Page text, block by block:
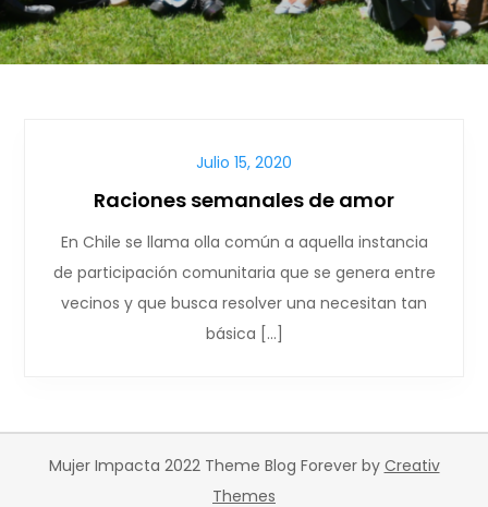
Julio 15, 2020
Raciones semanales de amor
En Chile se llama olla común a aquella instancia
de participación comunitaria que se genera entre
vecinos y que busca resolver una necesitan tan
básica […]
Mujer Impacta 2022 Theme Blog Forever by Creativ
Themes